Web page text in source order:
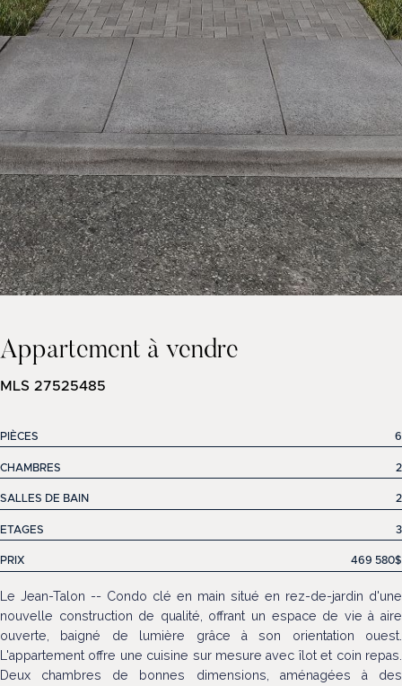
Appartement à vendre
MLS 27525485
PIÈCES 6
CHAMBRES 2
SALLES DE BAIN 2
ETAGES 3
PRIX 469 580$
Le Jean-Talon -- Condo clé en main situé en rez-de-jardin d'une
nouvelle construction de qualité, offrant un espace de vie à aire
ouverte, baigné de lumière grâce à son orientation ouest.
L'appartement offre une cuisine sur mesure avec îlot et coin repas.
Deux chambres de bonnes dimensions, aménagées à des